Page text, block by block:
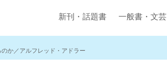
新刊・話題書 一般書・文芸
か／アルフレッド・アドラー